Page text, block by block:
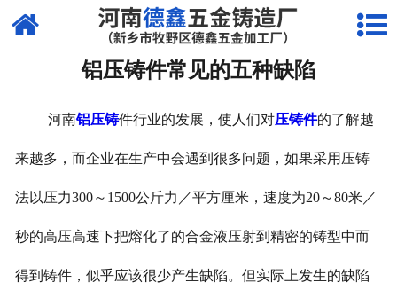
网站首页
走进我们
产品中心
荣誉资质
厂容厂貌
视频中心
铝压铸件常见的五种缺陷
河南铝压铸件行业的发展，使人们对压铸件的了解越
来越多，而企业在生产中会遇到很多问题，如果采用压铸
法以压力300～ 1500公斤力／平方厘米，速度为20～80米／
秒的高压高速下把熔化了的合金液压射到精密的铸型中而
得到铸件，似乎应该很少产生缺陷。但实际上发生的缺陷